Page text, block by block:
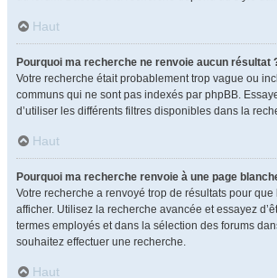
Haut
Pourquoi ma recherche ne renvoie aucun résultat
Votre recherche était probablement trop vague ou
communs qui ne sont pas indexés par phpBB.
d’utiliser les différents filtres disponibles dans la
Haut
Pourquoi ma recherche renvoie à une page
Votre recherche a renvoyé trop de résultats pour
afficher. Utilisez la recherche avancée et essayez
termes employés et dans la sélection des forums
souhaitez effectuer une recherche.
Haut